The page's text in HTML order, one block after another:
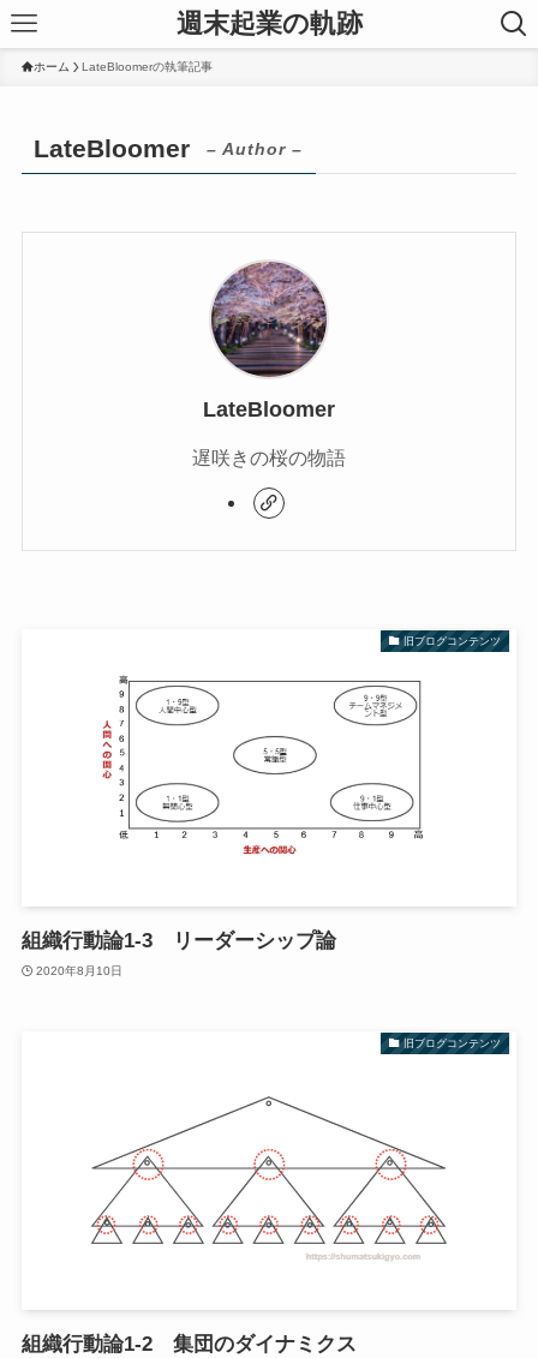
週末起業の軌跡
ホーム LateBloomerの執筆記事
LateBloomer – Author –
LateBloomer
遅咲きの桜の物語
旧ブログコンテンツ
組織行動論1-3 リーダーシップ論
2020年8月10日
旧ブログコンテンツ
組織行動論1-2 集団のダイナミクス